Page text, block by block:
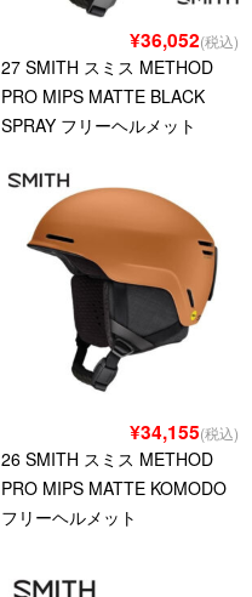
¥36,052(税込)
27 SMITH スミス METHOD
PRO MIPS MATTE BLACK
SPRAY フリーヘルメット
¥34,155(税込)
26 SMITH スミス METHOD
PRO MIPS MATTE KOMODO
フリーヘルメット